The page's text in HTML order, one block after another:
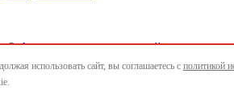
© Ассоциация организаций по
проектов и достижению национальных
использовать сайт, вы соглашаетесь с политикой